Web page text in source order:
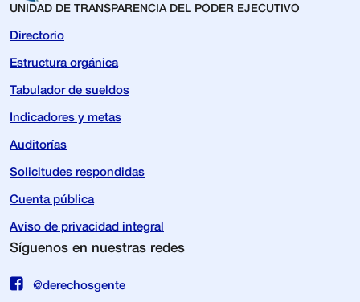
UNIDAD DE TRANSPARENCIA DEL PODER EJECUTIVO
Directorio
Estructura orgánica
Tabulador de sueldos
Indicadores y metas
Auditorías
Solicitudes respondidas
Cuenta pública
Aviso de privacidad integral
Síguenos en nuestras redes
@derechosgente